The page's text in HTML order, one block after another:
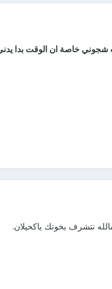
خاصة ان الوقت بدا
نتشرف بخوتك ياكحيلان.